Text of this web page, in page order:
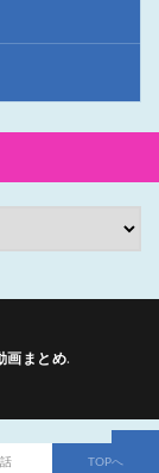
画まとめ.
TOPへ